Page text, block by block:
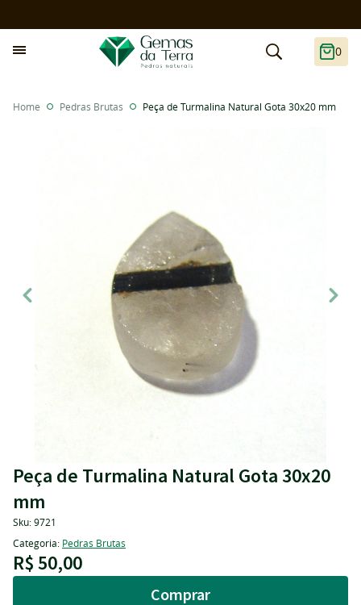
0
Home Pedras Brutas Peça de Turmalina Natural Gota 30x20 mm
Peça de Turmalina Natural Gota 30x20
mm
Sku:9721
Categoria: Pedras Brutas
R$ 50,00
Comprar